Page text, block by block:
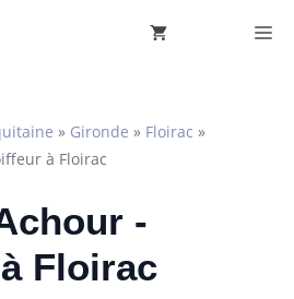
» Gironde » Floirac »
à Floirac
-
Floirac